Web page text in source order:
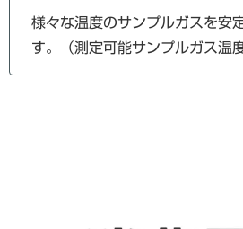
様々な温度のサンプルガスを安
す。（測定可能サンプルガス温